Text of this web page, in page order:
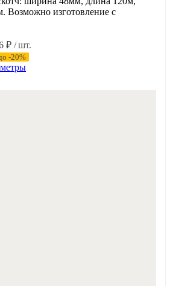
Возможно изготовление с
₽Диапазон
цен:
64,71 ₽
/ шт.
-20%
Этот